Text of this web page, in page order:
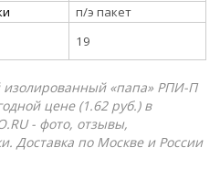
п/э пакет
19
изолированный «папа» РПИ-П
цене (1.62 руб.) в
- фото, отзывы,
Доставка по Москве и России